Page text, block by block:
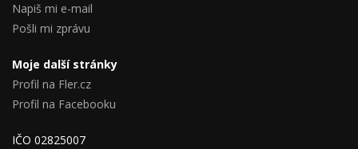
Napiš mi e-mail
Pošli mi zprávu
Moje další stránky
Profil na Fler.cz
Profil na Facebooku
IČO 02825007